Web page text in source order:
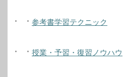
参考書学習テクニック
授業・予習・復習ノウハウ